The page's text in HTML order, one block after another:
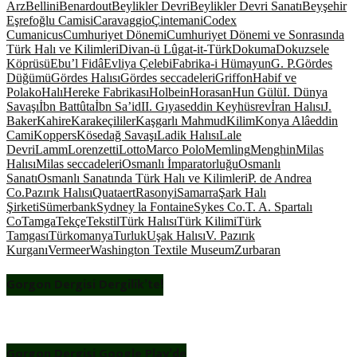
ArzBelliniBenardoutBeylikler DevriBeylikler Devri SanatıBeyşehir
Eşrefoğlu CamisiCaravaggioÇintemaniCodex
CumanicusCumhuriyet DönemiCumhuriyet Dönemi ve Sonrasında
Türk Halı ve KilimleriDivan-ü Lûgat-it-TürkDokumaDokuzsele
KöprüsüEbu’l FidâEvliya ÇelebiFabrika-i HümayunG. P.Gördes
DüğümüGördes HalısıGördes seccadeleriGriffonHabif ve
PolakoHalıHereke FabrikasıHolbeinHorasanHun GülüI. Dünya
Savaşıİbn Battûtaİbn Sa’idII. Gıyaseddin Keyhüsrevİran HalısıJ.
BakerKahireKarakeçililerKaşgarlı MahmudKilimKonya Alâeddin
CamiKoppersKösedağ SavaşıLadik HalısıLale
DevriLammLorenzettiLottoMarco PoloMemlingMenghinMilas
HalısıMilas seccadeleriOsmanlı İmparatorluğuOsmanlı
SanatıOsmanlı Sanatında Türk Halı ve KilimleriP. de Andrea
Co.Pazırık HalısıQuataertRasonyiSamarraŞark Halı
ŞirketiSümerbankSydney la FontaineSykes Co.T. A. Spartalı
CoTamgaTekçeTekstilTürk HalısıTürk KilimiTürk
TamgasıTürkomanyaTurlukUşak HalısıV. Pazırık
KurganıVermeerWashington Textile MuseumZurbaran
Gorgon Dergisi Dergilik’te!